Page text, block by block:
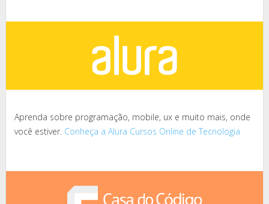
Aprenda sobre programação, mobile, ux e muito mais, onde
você estiver. Conheça a Alura Cursos Online de Tecnologia